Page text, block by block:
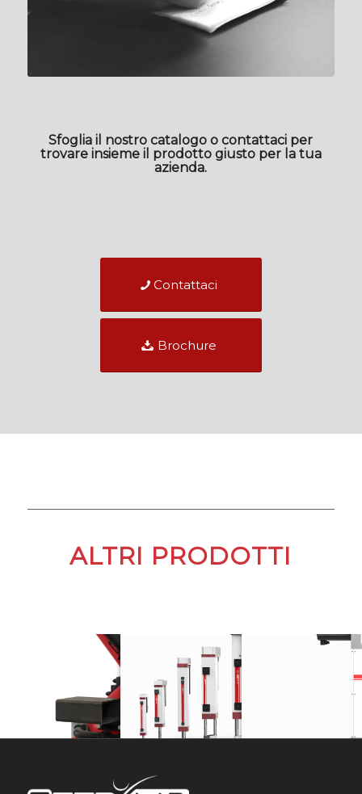
Sfoglia il nostro catalogo o contattaci per
trovare insieme il prodotto giusto per la tua
azienda.
Contattaci
Brochure
ALTRI PRODOTTI